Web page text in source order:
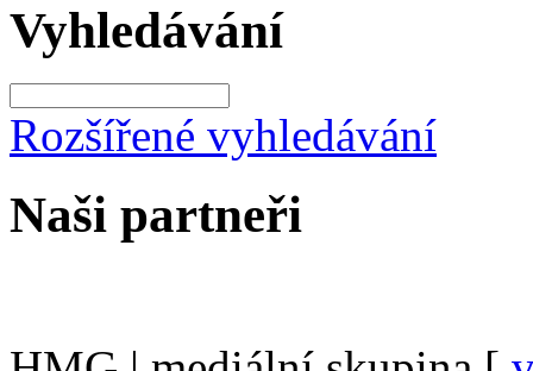
Vyhledávání
Rozšířené vyhledávání
Naši partneři